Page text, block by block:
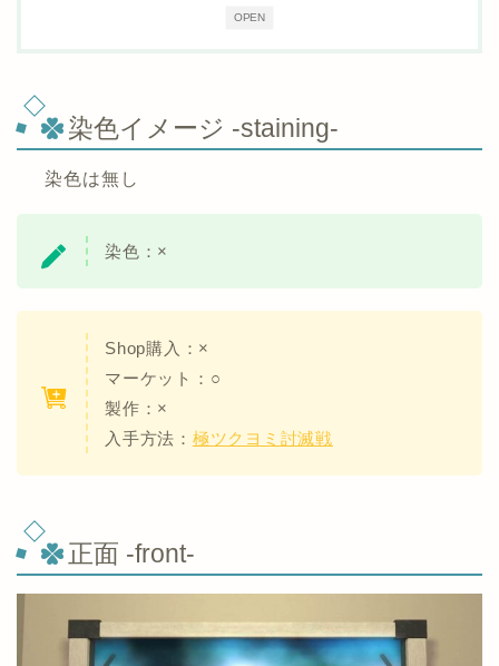
OPEN
染色イメージ -staining-
染色は無し
染色： ×
Shop購入：×
マーケット：○
製作：×
入手方法： 極ツクヨミ討滅戦
正面 -front-